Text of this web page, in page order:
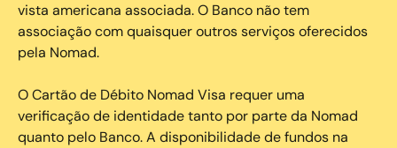
vista americana associada. O Banco não tem
associação com quaisquer outros serviços oferecidos
pela Nomad.
O Cartão de Débito Nomad Visa requer uma
verificação de identidade tanto por parte da Nomad
quanto pelo Banco. A disponibilidade de fundos na